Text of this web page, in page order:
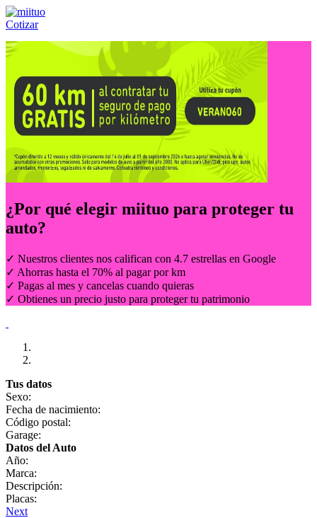
Cotizar
Llámanos al:(55) 84-21-05-00 ó
¿Por qué elegir miituo para proteger tu
auto?
✓ Nuestros clientes nos califican con 4.7 estrellas en Google
✓ Ahorras hasta el 70% al pagar por km
✓ Pagas al mes y cancelas cuando quieras
✓ Obtienes un precio justo para proteger tu patrimonio
Tus datos
Sexo:
Fecha de nacimiento:
Código postal:
Garage:
Datos del Auto
Año:
Marca:
Descripción:
Placas:
Next